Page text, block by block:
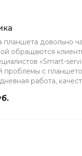
планшета довольно
обращаются
«Smart-
с
работа,